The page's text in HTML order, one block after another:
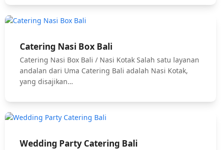
Catering Nasi Box Bali
Catering Nasi Box Bali / Nasi Kotak Salah satu layanan
andalan dari Uma Catering Bali adalah Nasi Kotak,
yang disajikan…
Wedding Party Catering Bali